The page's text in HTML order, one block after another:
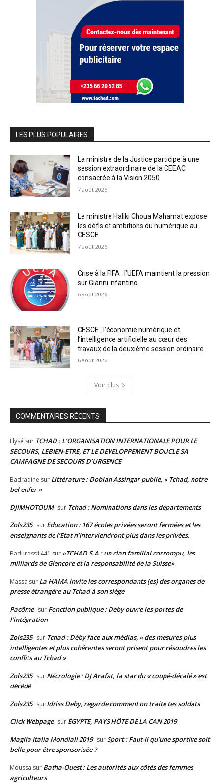
LES PLUS POPULAIRES
La ministre de la Justice participe à une
session extraordinaire de la CEEAC
consacrée à la Vision 2050
7 août 2026
Le ministre Haliki Choua Mahamat expose
les défis et ambitions du numérique au
CESCE
7 août 2026
Crise à la FIFA : l’UEFA maintient la pression
sur Gianni Infantino
6 août 2026
CESCE : l’économie numérique et
l’intelligence artificielle au cœur des
travaux de la deuxième session ordinaire
6 août 2026
Voir plus
COMMENTAIRES RÉCENTS
Elysé sur TCHAD : L’ORGANISATION INTERNATIONALE POUR LE
SECOURS, LEBIEN-ETRE, ET LE DEVELOPPEMENT BOUCLE SA
CAMPAGNE DE SECOURS D’URGENCE
Badradine sur Littérature : Dobian Assingar publie, « Tchad, notre
bel enfer »
DJIMHOTOUM sur Tchad : Nominations dans les départements
Zols235 sur Education : 167 écoles privées seront fermées et les
enseignants de l’Etat n’interviendront plus dans les privées.
Baduross1441 sur «TCHAD S.A : un clan familial corrompu, les
milliards de Glencore et la responsabilité de la Suisse»
Massa sur La HAMA invite les correspondants (es) des organes de
presse étrangère au Tchad à son siège
Pacôme sur Fonction publique : Deby ouvre les portes de
l’intégration
Zols235 sur Tchad : Déby face aux médias, « des mesures plus
intelligentes et plus cohérentes seront prisent pour résoudres les
conflits au Tchad »
Zols235 sur Nécrologie : DJ Arafat, la star du « coupé-décalé » est
décédé
Zols235 sur Idriss Deby, regarde comment on traite tes soldats
Click Webpage sur ÉGYPTE, PAYS HÔTE DE LA CAN 2019
Maglia Italia Mondiali 2019 surSport : Faut-il qu’une sportive soit
belle pour être sponsorisée ?
Moussa sur Batha-Ouest : Les autorités aux côtés des femmes
agriculteurs